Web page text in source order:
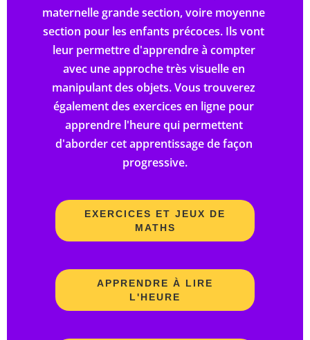
maternelle grande section, voire moyenne
section pour les enfants précoces. Ils vont
leur permettre d'apprendre à compter
avec une approche très visuelle en
manipulant des objets. Vous trouverez
également des exercices en ligne pour
apprendre l'heure qui permettent
d'aborder cet apprentissage de façon
progressive.
EXERCICES ET JEUX DE
MATHS
APPRENDRE À LIRE
L'HEURE